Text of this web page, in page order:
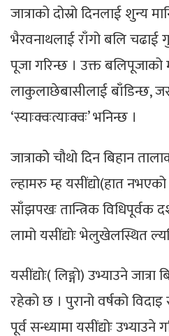
जात्राको दोस्रो दिनलाई शुन्य
भैरवनाथलाई राँगो बलि चढाई
पूजा गरिन्छ । उक्त बलिपूजाको
लाकुलाछेबासीलाई बाँडिन्छ,
‘स्याःक्वःत्याःक्वः’ भनिन्छ ।
जात्राकोे चौथो दिन बिहान
ल्हामरु म्ह यसींद्यो(हात
साँझपखः तान्त्रिक विधिपूर्वक
लामो यसींद्योः भेलुखेलस्थित
यसींद्योः( लिङ्गो) उभ्याउने
रहेको छ । पुरानो वर्षको
पूर्व सन्ध्यामा यसींद्योः उभ्याउने